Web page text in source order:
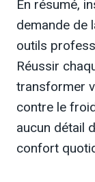
En résumé,
demande de
outils
Réussir
transformer
contre le
aucun détail
confort